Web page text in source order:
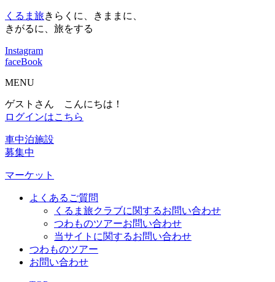
くるま旅きらくに、きままに、
きがるに、旅をする
Instagram
faceBook
MENU
ゲストさん こんにちは！
ログインはこちら
車中泊施設
募集中
マーケット
よくあるご質問
くるま旅クラブに関するお問い合わせ
つわものツアーお問い合わせ
当サイトに関するお問い合わせ
つわものツアー
お問い合わせ